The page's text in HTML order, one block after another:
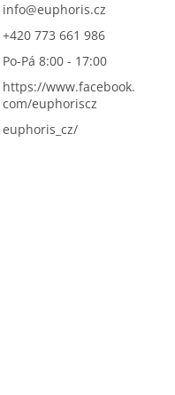
info@euphoris.cz
+420 773 661 986
Po-Pá 8:00 - 17:00
https://www.facebook.
com/euphoriscz
euphoris_cz/